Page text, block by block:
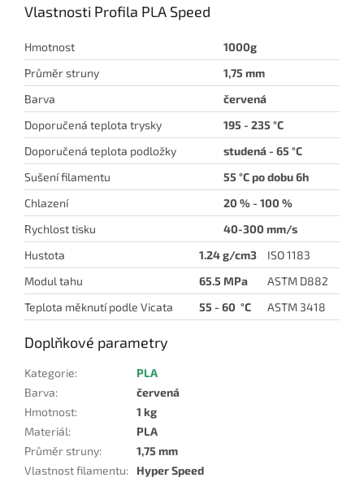
Vlastnosti Profila PLA Speed
Hmotnost
1000g
Průměr struny
1,75 mm
Barva
červená
Doporučená teplota trysky
195 - 235 °C
Doporučená teplota podložky
studená- 65 °C
Sušení filamentu
55 °C po dobu 6h
Chlazení
20 % - 100 %
Rychlost tisku
40-300 mm/s
Hustota
1.24 g/cm3
ISO 1183
Modul tahu
65.5 MPa
ASTM D882
Teplota měknutí podle Vicata
55 - 60 °C ASTM 3418
Doplňkové parametry
Kategorie:
PLA
Barva:
červená
Hmotnost:
1 kg
Materiál:
PLA
Průměr struny:
1,75 mm
Vlastnost filamentu:
Hyper Speed